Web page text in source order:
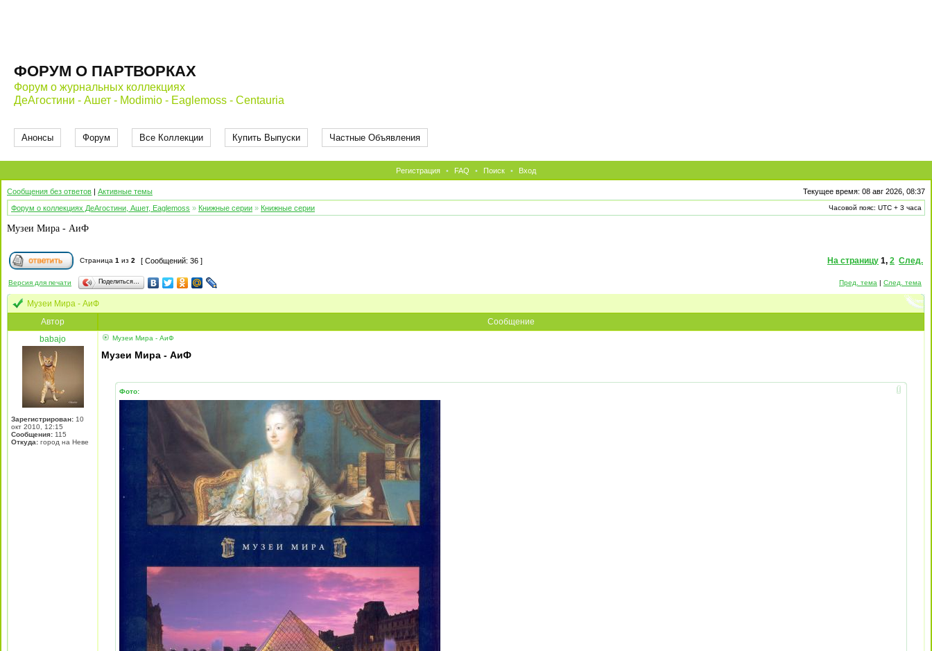
ФОРУМ О ПАРТВОРКАХ
Форум о журнальных коллекциях
ДеАгостини - Ашет - Modimio - Eaglemoss - Centauria
Анонсы Форум Все Коллекции Купить Выпуски Частные Объявления
Регистрация • FAQ • Поиск • Вход
Сообщения без ответов | Активные темы
Текущее время: 08 авг 2026, 08:37
Форум о коллекциях ДеАгостини, Ашет, Eaglemoss » Книжные серии » Книжные серии Часовой пояс: UTC + 3 часа
Музеи Мира - АиФ
Страница 1 из 2 [ Сообщений: 36 ] На страницу 1, 2 След.
Версия для печати Поделиться… Пред. тема | След. тема
Музеи Мира - АиФ
Автор
Сообщение
babajo
Зарегистрирован: 10
окт 2010, 12:15
Сообщения: 115
Откуда: город на Неве
Музеи Мира - АиФ
Музеи Мира - АиФ
Фото: